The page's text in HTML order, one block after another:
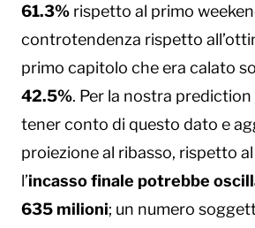
61.3% rispetto al primo
controtendenza rispetto
primo capitolo che era calato
42.5%. Per la nostra
tener conto di questo dato e
proiezione al ribasso, rispetto
l’incasso finale potrebbe
635 milioni; un numero